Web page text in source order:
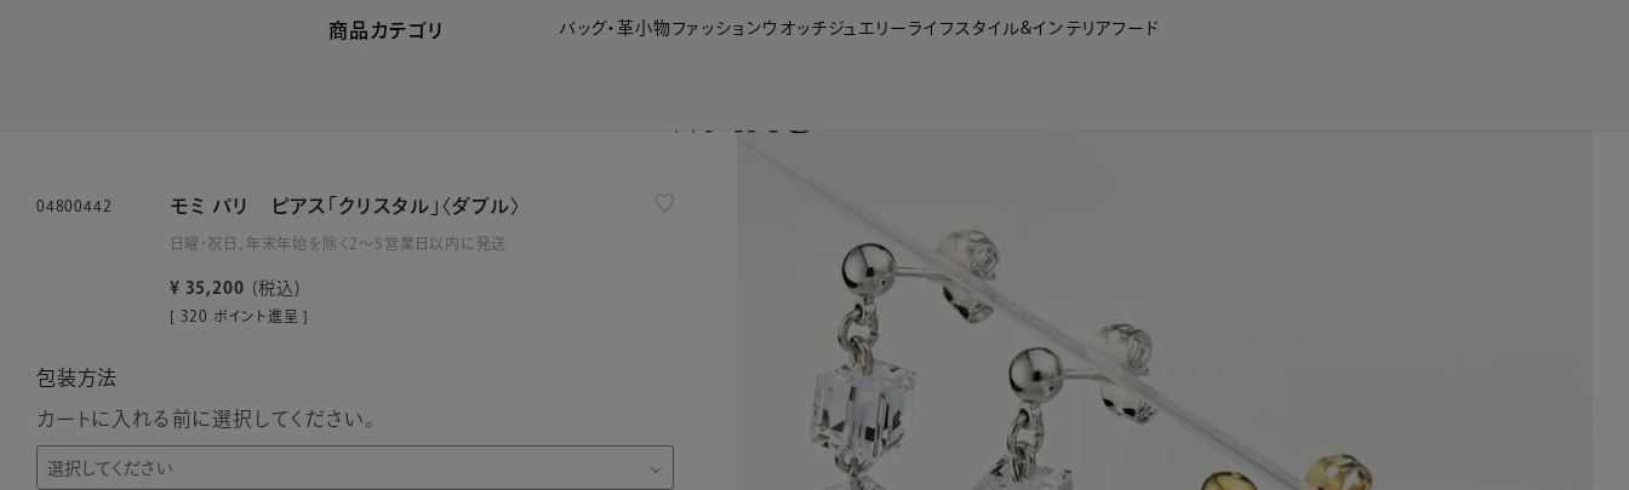
商品カテゴリ バッグ・革小物 ファッションウオッチジュエリー ライフスタイル&インテリアフード
04800442 モミ パリ ピアス「クリスタル」〈ダブル〉
日曜・祝日、年末年始を除く2～5営業日以内に発送
¥ 35,200 税込
[ 320 ポイント進呈 ]
包装方法
カートに入れる前に選択してください。